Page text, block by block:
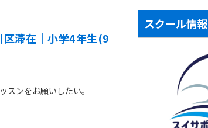
区滞在｜小学4年生(9
スンをお願いしたい。
スクール情報